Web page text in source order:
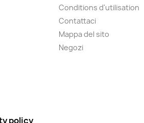
Conditions d'utilisation
Contattaci
Mappa del sito
Negozi
policy